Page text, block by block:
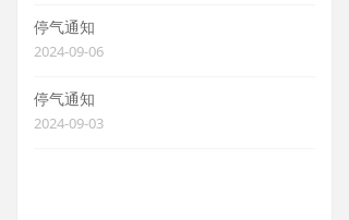
停气通知
2024-09-06
停气通知
2024-09-03